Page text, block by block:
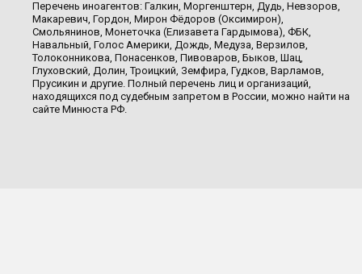
Перечень иноагентов: Галкин, Моргенштерн, Дудь, Невзоров,
Макаревич, Гордон, Мирон Фёдоров (Оксимирон),
Смольянинов, Монеточка (Елизавета Гардымова), ФБК,
Навальный, Голос Америки, Дождь, Медуза, Верзилов,
Толоконникова, Понасенков, Пивоваров, Быков, Шац,
Глуховский, Долин, Троицкий, Земфира, Гудков, Варламов,
Прусикин и другие. Полный перечень лиц и организаций,
находящихся под судебным запретом в России, можно найти на
сайте Минюста РФ.